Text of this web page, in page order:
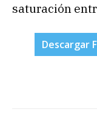
saturación
Descargar